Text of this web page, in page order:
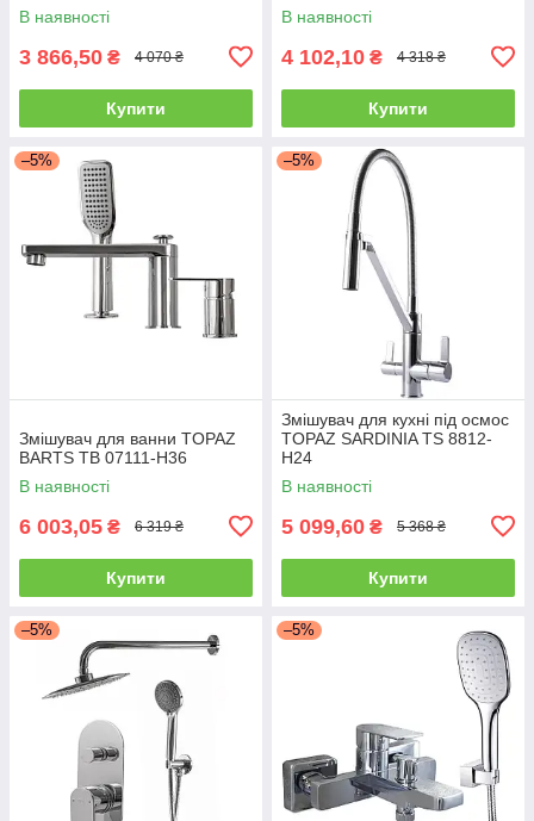
В наявності
3 866,50 ₴ 4 070 ₴
Купити
В наявності
4 102,10 ₴ 4 318 ₴
Купити
–5%
Змішувач для ванни TOPAZ
BARTS TB 07111-H36
В наявності
6 003,05 ₴ 6 319 ₴
Купити
–5%
Змішувач для кухні під осмос
TOPAZ SARDINIA TS 8812-
H24
В наявності
5 099,60 ₴ 5 368 ₴
Купити
–5% –5%